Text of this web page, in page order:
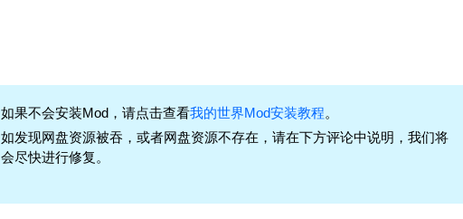
如果不会安装Mod，请点击查看我的世界Mod安装教程。
如发现网盘资源被吞，或者网盘资源不存在，请在下方评论中说明，我们将
会尽快进行修复。